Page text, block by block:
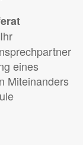
eines
Miteinanders